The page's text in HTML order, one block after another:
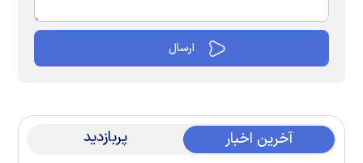
آخرین اخبار پربازدید